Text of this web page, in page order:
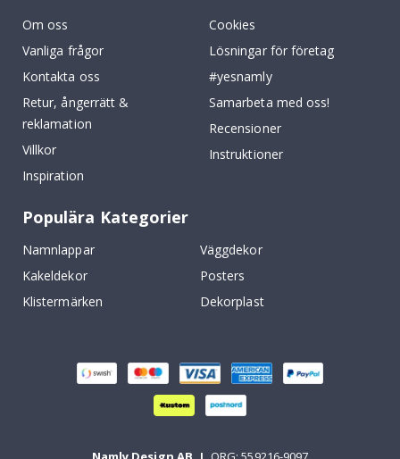
Om oss
Vanliga frågor
Kontakta oss
Retur, ångerrätt &
reklamation
Villkor
Inspiration
Cookies
Lösningar för företag
#yesnamly
Samarbeta med oss!
Recensioner
Instruktioner
Populära Kategorier
Namnlappar
Väggdekor
Kakeldekor
Posters
Klistermärken
Dekorplast